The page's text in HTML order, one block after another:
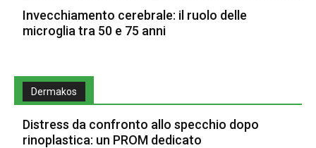
Invecchiamento cerebrale: il ruolo delle
microglia tra 50 e 75 anni
Dermakos
Distress da confronto allo specchio dopo
rinoplastica: un PROM dedicato